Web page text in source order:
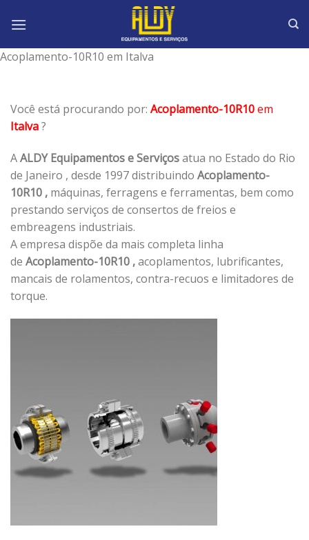
Acoplamento-10R10 em Italva
Você está procurando por: Acoplamento-10R10em
Italva?
AALDY Equipamentos e Serviçosatua no Estado do Rio
de Janeiro , desde 1997 distribuindo Acoplamento-
10R10 , máquinas, ferragens e ferramentas, bem como
prestando serviços de consertos de freios e
embreagens industriais.
A empresa dispõe da mais completa linha
de Acoplamento-10R10 ,acoplamentos, lubrificantes,
mancais de rolamentos, contra-recuos e limitadores de
torque.